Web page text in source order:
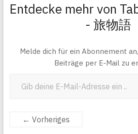
Entdecke mehr von
- 旅物語
Melde dich für ein Abonnement
Beiträge per E-Mail zu
← Vorheriges